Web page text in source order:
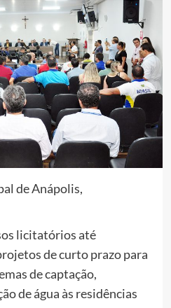
de Anápolis,
licitatórios até
de curto prazo para
de captação,
de água às residências